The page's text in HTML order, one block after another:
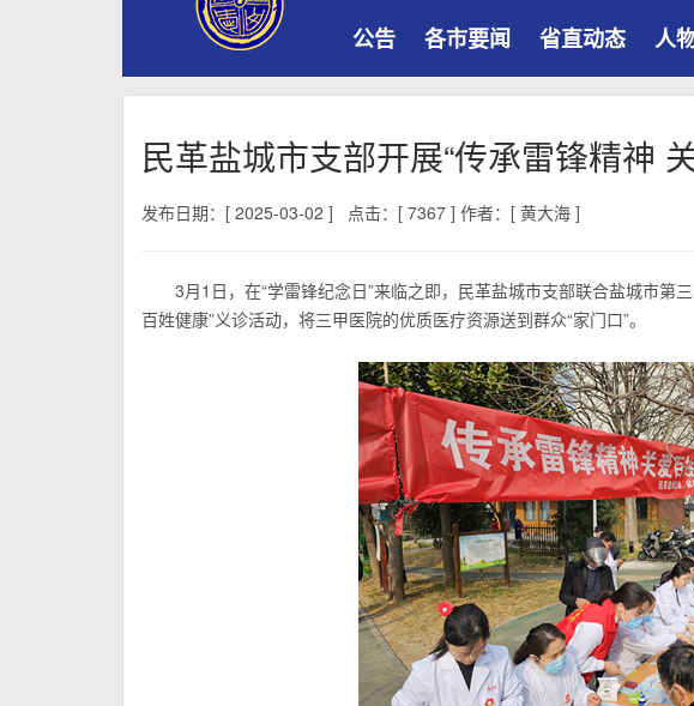
公告 各市要闻 省直动态 人
民革盐城市支部开展“传承雷锋精神
发布日期：[ 2025-03-02 ] 点击：[ 7367 ] 作者：[ 黄大海 ]
3月1日，在“学雷锋纪念日”来临之即，民革盐城市支部联合盐城市第
百姓健康”义诊活动，将三甲医院的优质医疗资源送到群众“家门口”。